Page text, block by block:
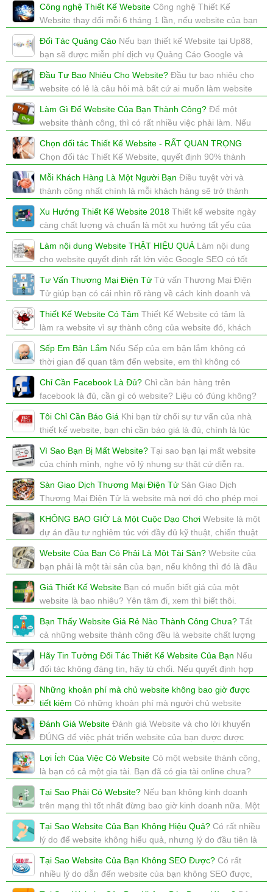
malware
xem: 3487 | cập nhật: 31/01/2018 12:39
quyết định thứ tự kết quả tìm kiếm được hiển thị trên các
thiết bị di động.
xem: 6615 | cập nhật: 29/01/2018 14:41
Công nghệ Thiết Kế Website Công nghệ Thiết Kế
Website thay đổi mỗi 6 tháng 1 lần, nếu website của bạn
xem: 7561 | cập nhật: 29/01/2018 14:40
Đối Tác Quảng Cáo Nếu bạn thiết kế Website tại Up88,
bạn sẽ được miễn phí dịch vụ Quảng Cáo Google và
Đầu Tư Bao Nhiêu Cho Website? Đầu tư bao nhiêu cho
website có lẻ là câu hỏi mà bất cứ ai muốn làm website
Làm Gì Để Website Của Bạn Thành Công? Để một
website thành công, thì có rất nhiều việc phải làm. Nếu
xem: 5354 | cập nhật: 12/01/2018 15:00
Chọn đối tác Thiết Kế Website - RẤT QUAN TRỌNG
Chọn đối tác Thiết Kế Website, quyết định 90% thành
xem: 6581 | cập nhật: 12/01/2018 14:59
Mỗi Khách Hàng Là Một Người Bạn Điều tuyệt vời và
thành công nhất chính là mỗi khách hàng sẽ trở thành
xem: 9235 | cập nhật: 12/01/2018 14:58
Xu Hướng Thiết Kế Website 2018 Thiết kế website ngày
càng chất lượng và chuẩn là một xu hướng tất yếu của
xem: 3258 | cập nhật: 10/01/2018 21:29
Làm nội dung Website THẬT HIỆU QUẢ Làm nội dung
cho website quyết định rất lớn việc Google SEO có tốt
hàng không.
xem: 3400 | cập nhật: 16/12/2017 15:55
Tư Vấn Thương Mại Điện Tử Tứ vấn Thương Mại Điện
Tử giúp bạn có cái nhìn rõ ràng về cách kinh doanh và
Thiết Kế Website Có Tâm Thiết Kế Website có tâm là
làm ra website vì sự thành công của website đó, khách
xem: 5508 | cập nhật: 16/12/2017 15:48
Sếp Em Bận Lắm Nếu Sếp của em bận lắm không có
thời gian để quan tâm đến website, em thì không có
Chỉ Cần Facebook Là Đủ? Chỉ cần bán hàng trên
facebook là đủ, cần gì có website? Liệu có đúng không?
Tôi Chỉ Cần Báo Giá Khi bạn từ chối sự tư vấn của nhà
thiết kế website, bạn chỉ cần báo giá là đủ, chính là lúc
xem: 5028 | cập nhật: 11/11/2017 11:24
Vì Sao Bạn Bị Mất Website? Tại sao bạn lại mất website
của chính mình, nghe vô lý nhưng sự thật cứ diễn ra.
Sàn Giao Dịch Thương Mại Điện Tử Sàn Giao Dịch
Thương Mại Điện Tử là website mà nơi đó cho phép mọi
xem: 4025 | cập nhật: 20/10/2017 11:18
KHÔNG BAO GIỜ Là Một Cuộc Dạo Chơi Website là một
dự án đầu tư nghiêm túc với đầy đủ kỹ thuật, chiến thuật
xem: 5104 | cập nhật: 18/10/2017 15:18
Website Của Bạn Có Phải Là Một Tài Sản? Website của
bạn phải là một tài sản của bạn, nếu không thì đó là đầu
xem: 4275 | cập nhật: 17/10/2017 14:56
Giá Thiết Kế Website Bạn có muốn biết giá của một
website là bao nhiêu? Yên tâm đi, xem thì biết thôi.
Bạn Thấy Website Giá Rẻ Nào Thành Công Chưa? Tất
cả những website thành công đều là website chất lượng
xem: 4540 | cập nhật: 03/10/2017 11:55
Hãy Tin Tưởng Đối Tác Thiết Kế Website Của Bạn Nếu
đối tác không đáng tin, hãy từ chối. Nếu quyết định hợp
xem: 6680 | cập nhật: 03/10/2017 11:55
Những khoản phí mà chủ website không bao giờ được
tiết kiệm Có những khoản phí mà người chủ website
thì tiết kiệm làm gì?
xem: 4754 | cập nhật: 30/08/2017 16:22
Đánh Giá Website Đánh giá Website và cho lời khuyến
ĐÚNG để việc phát triển website của bạn được được
xem: 3152 | cập nhật: 14/08/2017 13:33
Lợi Ích Của Việc Có Website Có một website thành công,
là bạn có cả một gia tài. Bạn đã có gia tài online chưa?
Tại Sao Phải Có Website? Nếu bạn không kinh doanh
trên mạng thì tốt nhất đừng bao giờ kinh doanh nữa. Một
công!
xem: 3194 | cập nhật: 06/08/2017 11:34
Tại Sao Website Của Bạn Không Hiệu Quả? Có rất nhiều
lý do để website không hiểu quả, nhưng lý do đầu tiên là
xem: 2727 | cập nhật: 03/08/2017 21:31
Tại Sao Website Của Bạn Không SEO Được? Có rất
nhiều lý do dẫn đến website của bạn không SEO được,